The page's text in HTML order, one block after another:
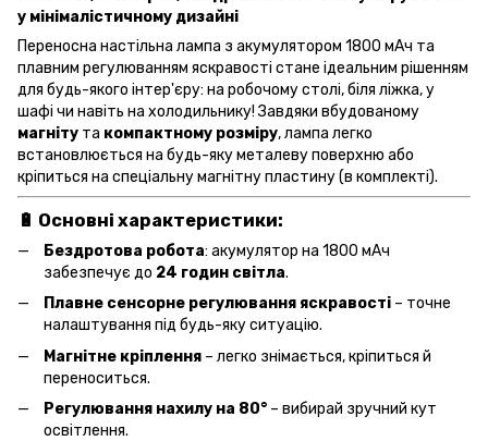
у мінімалістичному дизайні
Переносна настільна лампа з акумулятором 1800 мАч та
плавним регулюванням яскравості стане ідеальним рішенням
для будь-якого інтер'єру: на робочому столі, біля ліжка, у
шафі чи навіть на холодильнику! Завдяки вбудованому
магніту та компактному розміру, лампа легко
встановлюється на будь-яку металеву поверхню або
кріпиться на спеціальну магнітну пластину (в комплекті).
🔋 Основні характеристики:
Бездротова робота: акумулятор на 1800 мАч
забезпечує до 24 годин світла.
Плавне сенсорне регулювання яскравості – точне
налаштування під будь-яку ситуацію.
Магнітне кріплення – легко знімається, кріпиться й
переноситься.
Регулювання нахилу на 80° – вибирай зручний кут
освітлення.